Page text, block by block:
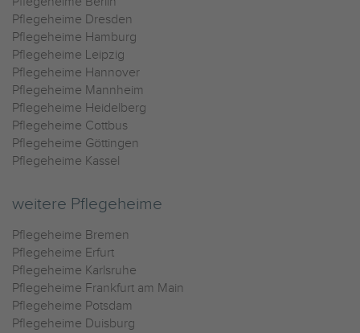
Pflegeheime Dresden
Pflegeheime Hamburg
Pflegeheime Leipzig
Pflegeheime Hannover
Pflegeheime Mannheim
Pflegeheime Heidelberg
Pflegeheime Cottbus
Pflegeheime Göttingen
Pflegeheime Kassel
weitere Pflegeheime
Pflegeheime Bremen
Pflegeheime Erfurt
Pflegeheime Karlsruhe
Pflegeheime Frankfurt am Main
Pflegeheime Potsdam
Pflegeheime Duisburg